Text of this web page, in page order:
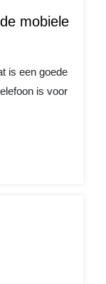
mobiele
is een goede
is voor